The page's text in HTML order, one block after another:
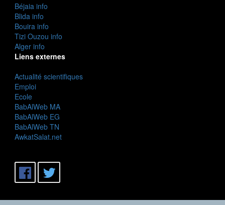
Béjaia info
Blida info
Bouira info
Tizi Ouzou info
Alger info
Liens externes
Actualité scientifiques
Emploi
Ecole
BabAlWeb MA
BabAlWeb EG
BabAlWeb TN
AwkatSalat.net